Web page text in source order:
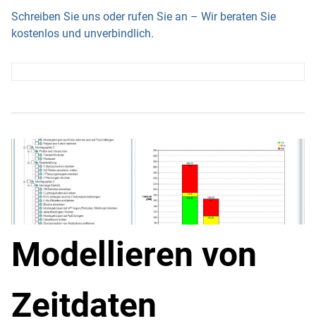
Schreiben Sie uns oder rufen Sie an – Wir beraten Sie
kostenlos und unverbindlich.
Modellieren von
Zeitdaten